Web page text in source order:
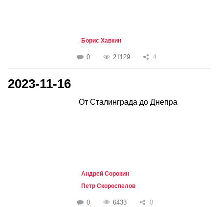
Борис Хавкин
0 21129 4
2023-11-16
От Сталинграда до Днепра
Андрей Сорокин
Петр Скороспелов
0 6433 0